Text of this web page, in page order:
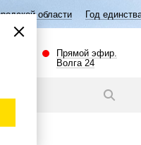
Год единства народов России
Прямой эфир.
Волга 24